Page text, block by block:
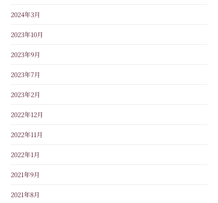
2024年3月
2023年10月
2023年9月
2023年7月
2023年2月
2022年12月
2022年11月
2022年1月
2021年9月
2021年8月